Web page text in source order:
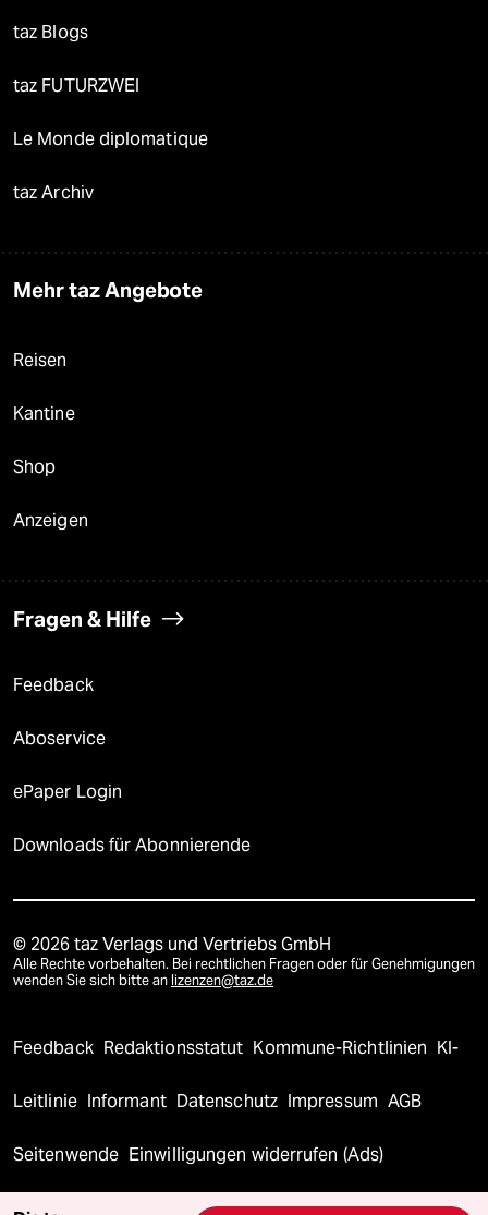
taz Blogs
taz FUTURZWEI
Le Monde diplomatique
taz Archiv
Mehr taz Angebote
Reisen
Kantine
Shop
Anzeigen
Fragen & Hilfe
Feedback
Aboservice
ePaper Login
Downloads für Abonnierende
© 2026 taz Verlags und Vertriebs GmbH
Alle Rechte vorbehalten. Bei rechtlichen Fragen oder für Genehmigungen
wenden Sie sich bitte an lizenzen@taz.de
Feedback Redaktionsstatut Kommune-Richtlinien KI-
Leitlinie Informant Datenschutz Impressum AGB
Seitenwende Einwilligungen widerrufen (Ads)